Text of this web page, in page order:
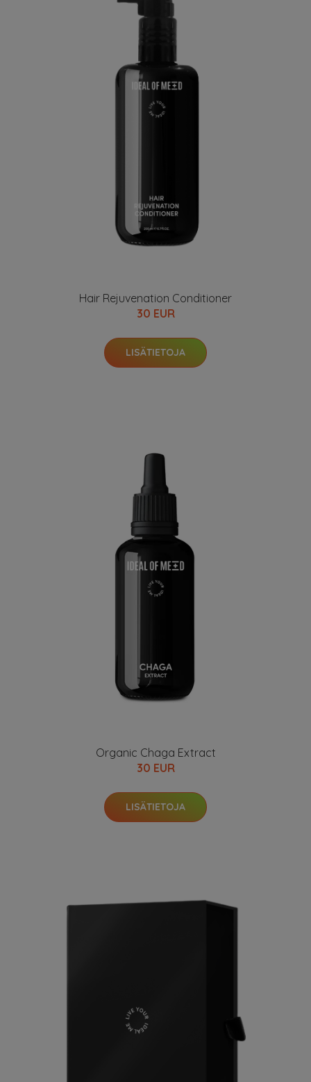
Hair Rejuvenation Conditioner
30 EUR
LISÄTIETOJA
Organic Chaga Extract
30 EUR
LISÄTIETOJA